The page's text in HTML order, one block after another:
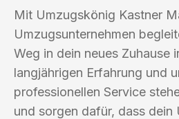
Mit Umzugskönig Kastner
Umzugsunternehmen
Weg in dein neues Zuhause
langjährigen Erfahrung und
professionellen Service
und sorgen dafür, dass dein